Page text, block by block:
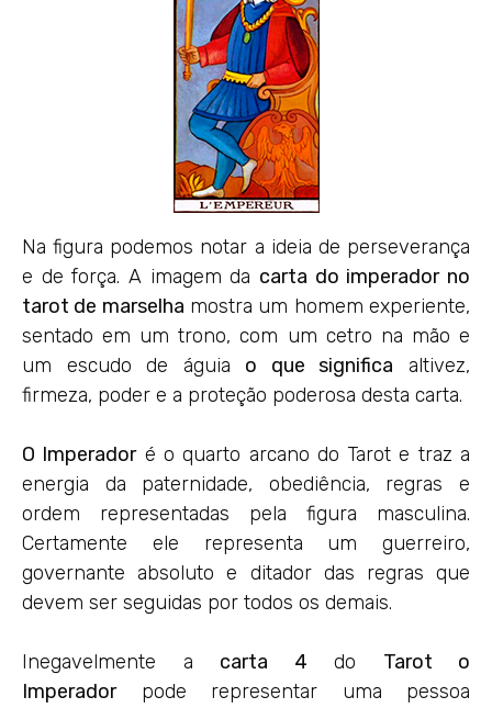
Na figura podemos notar a ideia de perseverança
e de força. A imagem da carta do imperador no
tarot de marselha mostra um homem experiente,
sentado em um trono, com um cetro na mão e
um escudo de águia o que significa altivez,
firmeza, poder e a proteção poderosa desta carta.
O Imperadoré o quarto arcano do Tarot e traz a
energia da paternidade, obediência, regras e
ordem representadas pela figura masculina.
Certamente ele representa um guerreiro,
governante absoluto e ditador das regras que
devem ser seguidas por todos os demais.
Inegavelmente a carta 4 do Tarot o
Imperadorpode representar uma pessoa